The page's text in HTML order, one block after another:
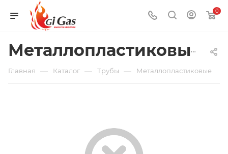
0
Металлопластиковые
Главная — Каталог — Трубы — Металлопластиковые